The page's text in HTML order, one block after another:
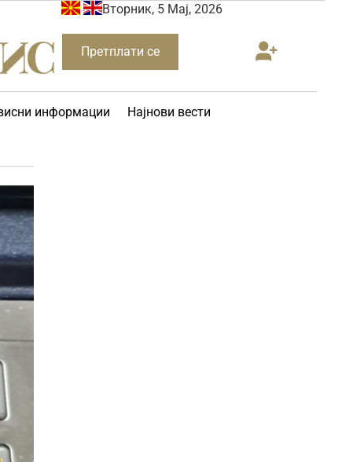
Вторник, 5 Мај, 2026
Претплати се
информации Најнови вести